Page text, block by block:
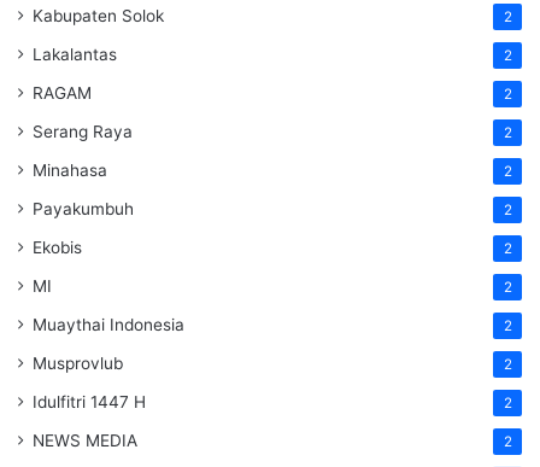
Kabupaten Solok 2
Lakalantas 2
RAGAM 2
Serang Raya 2
Minahasa 2
Payakumbuh 2
Ekobis 2
MI 2
Muaythai Indonesia 2
Musprovlub 2
Idulfitri 1447 H 2
NEWS MEDIA 2